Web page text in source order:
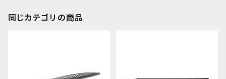
同じカテゴリの商品